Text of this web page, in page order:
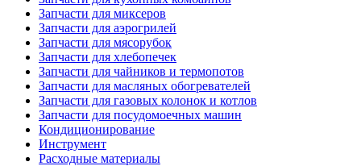
Запчасти для миксеров
Запчасти для аэрогрилей
Запчасти для мясорубок
Запчасти для хлебопечек
Запчасти для чайников и термопотов
Запчасти для масляных обогревателей
Запчасти для газовых колонок и котлов
Запчасти для посудомоечных машин
Кондиционирование
Инструмент
Расходные материалы